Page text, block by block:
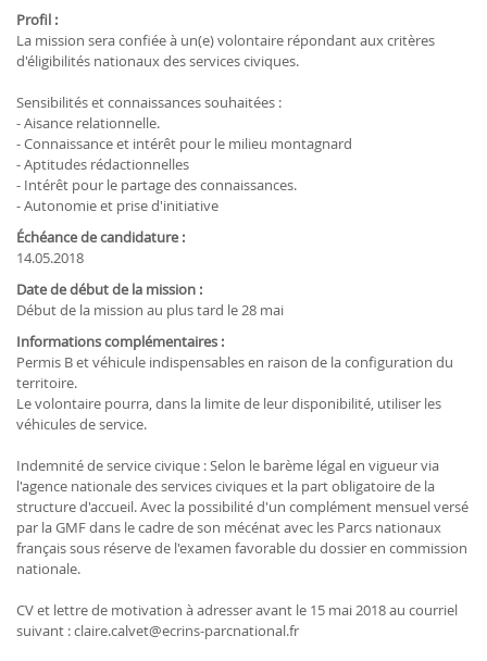
Profil :
La mission sera confiée à un(e) volontaire répondant aux critères
d'éligibilités nationaux des services civiques.
Sensibilités et connaissances souhaitées :
- Aisance relationnelle.
- Connaissance et intérêt pour le milieu montagnard
- Aptitudes rédactionnelles
- Intérêt pour le partage des connaissances.
- Autonomie et prise d'initiative
Échéance de candidature :
14.05.2018
Date de début de la mission :
Début de la mission au plus tard le 28 mai
Informations complémentaires :
Permis B et véhicule indispensables en raison de la configuration du
territoire.
Le volontaire pourra, dans la limite de leur disponibilité, utiliser les
véhicules de service.
Indemnité de service civique : Selon le barème légal en vigueur via
l'agence nationale des services civiques et la part obligatoire de la
structure d'accueil. Avec la possibilité d'un complément mensuel versé
par la GMF dans le cadre de son mécénat avec les Parcs nationaux
français sous réserve de l'examen favorable du dossier en commission
nationale.
CV et lettre de motivation à adresser avant le 15 mai 2018 au courriel
suivant : claire.calvet@ecrins-parcnational.fr